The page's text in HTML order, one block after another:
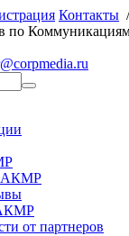
Контакты
по К
АКМР
от партнеров